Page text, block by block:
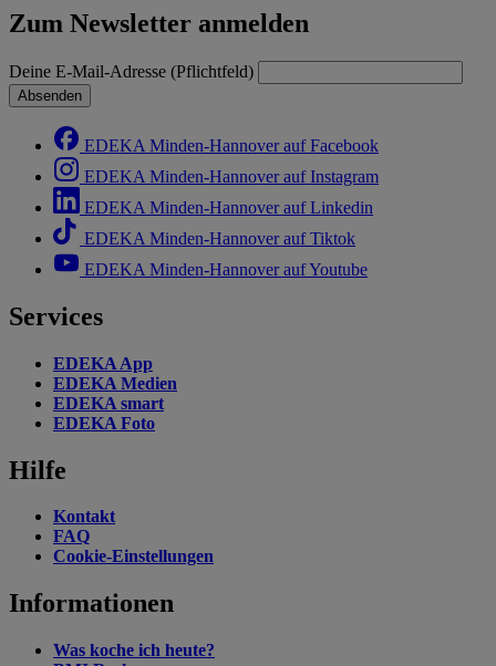
Zum Newsletter anmelden
Deine E-Mail-Adresse (Pflichtfeld)
Absenden
EDEKA Minden-Hannover auf Facebook
EDEKA Minden-Hannover auf Instagram
EDEKA Minden-Hannover auf Linkedin
EDEKA Minden-Hannover auf Tiktok
EDEKA Minden-Hannover auf Youtube
Services
EDEKA App
EDEKA Medien
EDEKA smart
EDEKA Foto
Hilfe
Kontakt
FAQ
Cookie-Einstellungen
Informationen
Was koche ich heute?